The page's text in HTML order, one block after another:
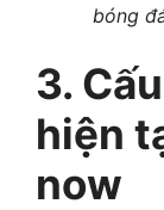
bóng
3.
hiện
now